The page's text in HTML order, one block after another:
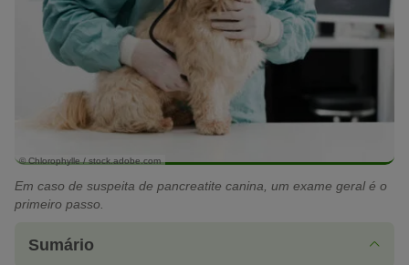
© Chlorophylle / stock.adobe.com
Em caso de suspeita de pancreatite canina, um exame geral é o
primeiro passo.
Sumário